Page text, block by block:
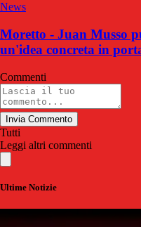
News
Moretto - Juan Musso
un'idea concreta in
Commenti
Invia Commento
Tutti
Leggi altri commenti
Ultime Notizie